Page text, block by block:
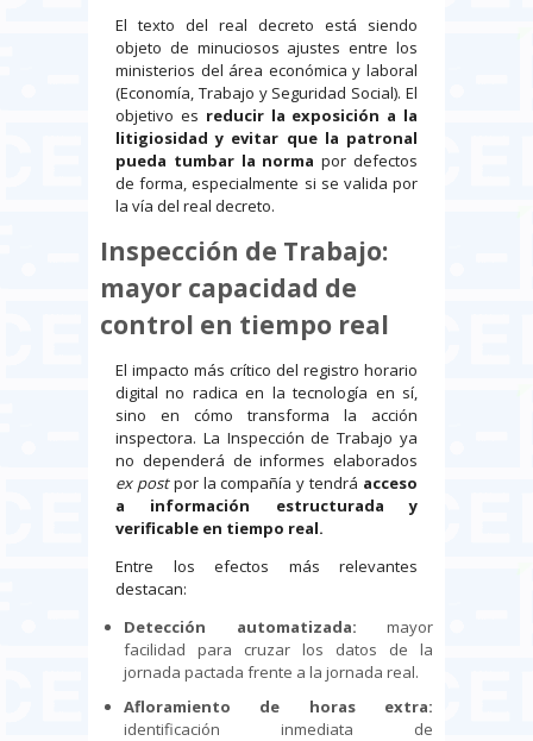
El texto del real decreto está siendo
objeto de minuciosos ajustes entre los
ministerios del área económica y laboral
(Economía, Trabajo y Seguridad Social). El
objetivo es reducir la exposición a la
litigiosidad y evitar que la patronal
pueda tumbar la norma por defectos
de forma, especialmente si se valida por
la vía del real decreto.
Inspección de Trabajo:
mayor capacidad de
control en tiempo real
El impacto más crítico del registro horario
digital no radica en la tecnología en sí,
sino en cómo transforma la acción
inspectora. La Inspección de Trabajo ya
no dependerá de informes elaborados
ex postpor la compañía y tendrá acceso
a información estructurada y
verificable en tiempo real.
Entre los efectos más relevantes
destacan:
Detección automatizada: mayor
facilidad para cruzar los datos de la
jornada pactada frente a la jornada real.
Afloramiento de horas extra:
identificación inmediata de